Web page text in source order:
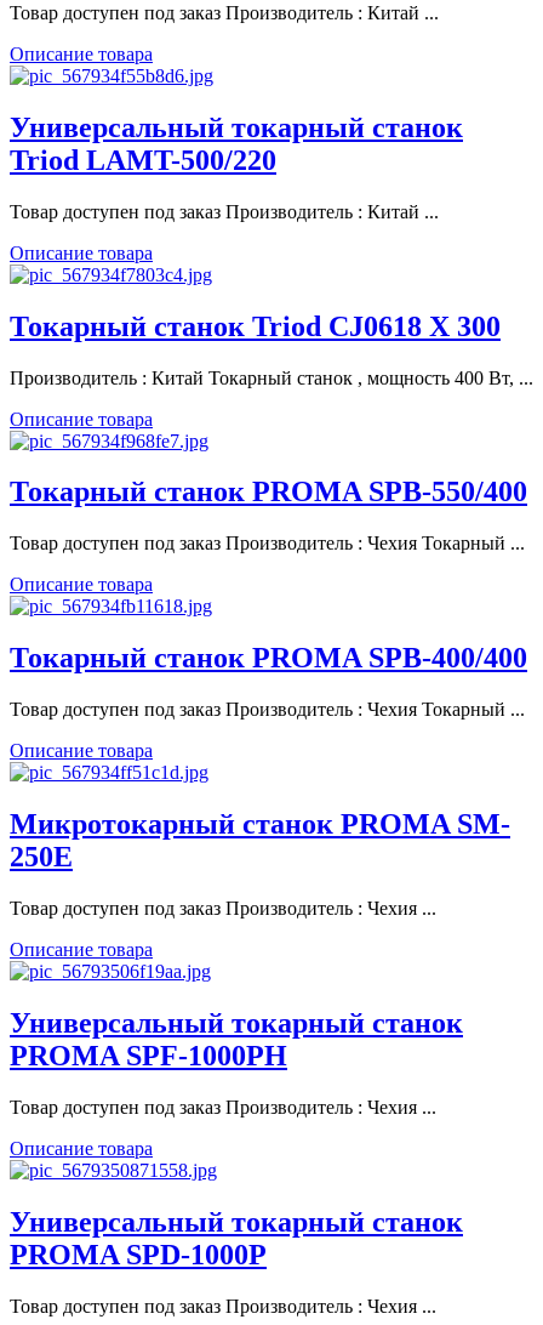
Товар доступен под заказ Производитель : Китай ...
Описание товара
Универсальный токарный станок
Triod LAMT-500/220
Товар доступен под заказ Производитель : Китай ...
Описание товара
Токарный станок Triod CJ0618 X 300
Производитель : Китай Токарный станок , мощность 400 Вт, ...
Описание товара
Токарный станок PROMA SPB-550/400
Товар доступен под заказ Производитель : Чехия Токарный ...
Описание товара
Токарный станок PROMA SPB-400/400
Товар доступен под заказ Производитель : Чехия Токарный ...
Описание товара
Микротокарный станок PROMA SM-
250E
Товар доступен под заказ Производитель : Чехия ...
Описание товара
Универсальный токарный станок
PROMA SPF-1000PH
Товар доступен под заказ Производитель : Чехия ...
Описание товара
Универсальный токарный станок
PROMA SPD-1000P
Товар доступен под заказ Производитель : Чехия ...